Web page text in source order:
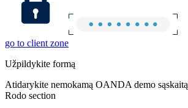
go to client zone
Užpildykite formą
Atidarykite nemokamą OANDA demo sąskaitą
Rodo section